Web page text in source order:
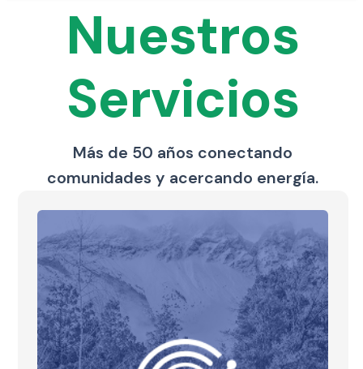
Nuestros
Servicios
Más de 50 años conectando
comunidades y acercando energía.